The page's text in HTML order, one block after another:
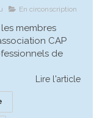
En circonscription
membres
CAP
de
Lire l'article